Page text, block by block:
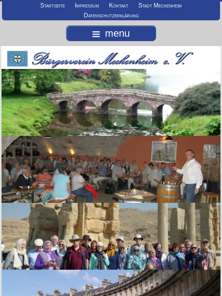
Startseite Impressum Kontakt
Stadt Meckenheim
Datenschutzerklärung
menu